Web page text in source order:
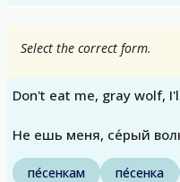
Select the correct form.
Don't eat me, gray wolf,
Не ешь меня, се́рый
пе́сенкам пе́сенка